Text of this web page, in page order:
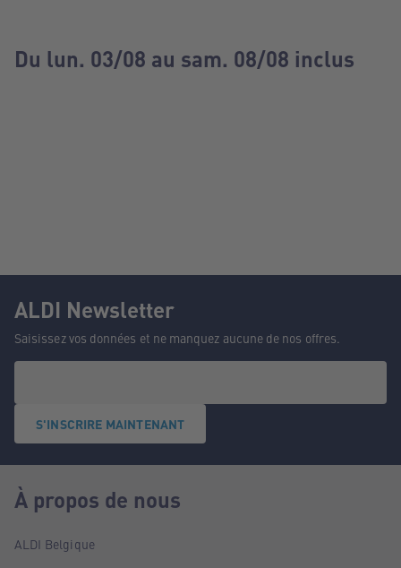
Du lun. 03/08 au sam. 08/08 inclus
ALDI Newsletter
Saisissez vos données et ne manquez aucune de nos offres.
S'INSCRIRE MAINTENANT
À propos de nous
ALDI Belgique